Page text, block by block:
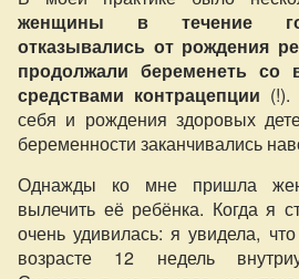
женщины в течение
отказывались от рождения
продолжали беременеть со
средствами контрацепции (!).
себя и рождения здоровых
беременности заканчивались
Однажды ко мне пришла
вылечить её ребёнка. Когда я
очень удивилась: я увидела,
возрасте 12 недель